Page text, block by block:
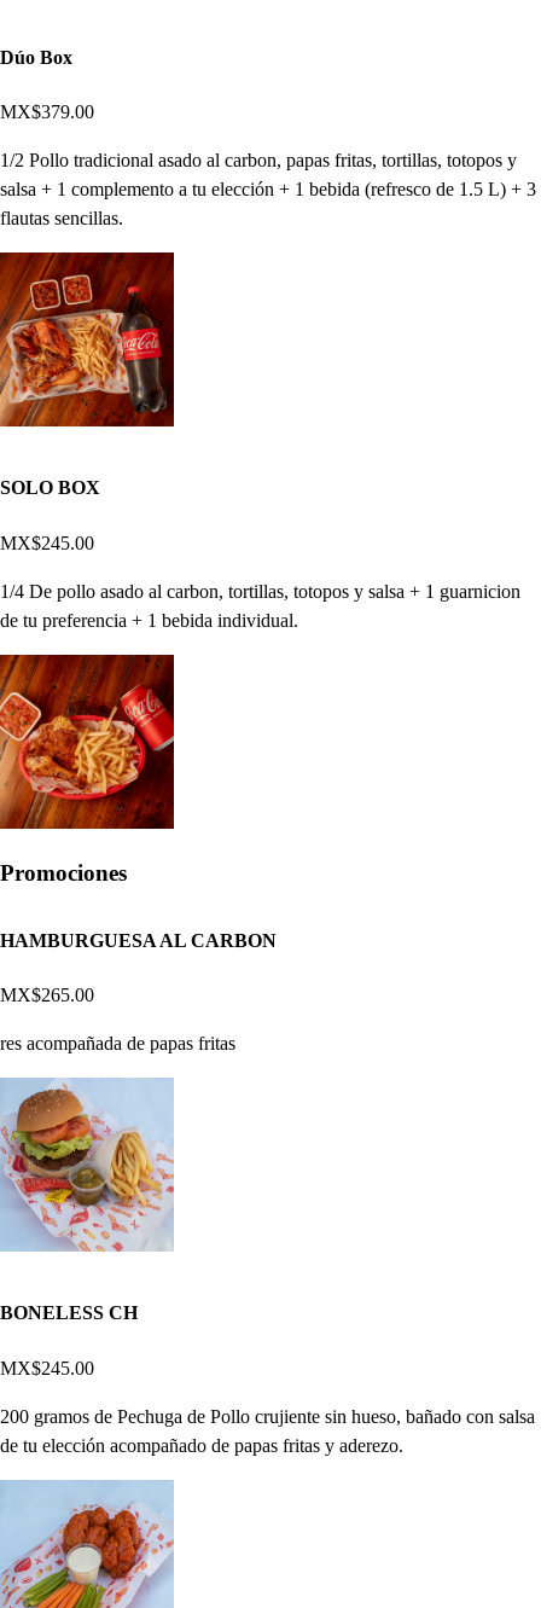
Dúo Box
MX$379.00
1/2 Pollo tradicional asado al carbon, papas fritas, tortillas, totopos y
salsa + 1 complemento a tu elección + 1 bebida (refresco de 1.5 L) + 3
flautas sencillas.
SOLO BOX
MX$245.00
1/4 De pollo asado al carbon, tortillas, totopos y salsa + 1 guarnicion
de tu preferencia + 1 bebida individual.
Promociones
HAMBURGUESA AL CARBON
MX$265.00
res acompañada de papas fritas
BONELESS CH
MX$245.00
200 gramos de Pechuga de Pollo crujiente sin hueso, bañado con salsa
de tu elección acompañado de papas fritas y aderezo.